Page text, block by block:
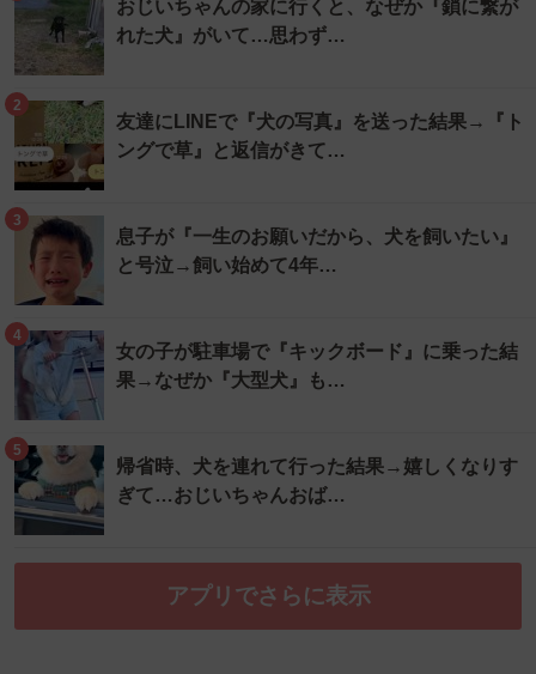
おじいちゃんの家に行くと、なぜか『鎖に繋が
れた犬』がいて…思わず…
2
友達にLINEで『犬の写真』を送った結果→『ト
ングで草』と返信がきて…
3
息子が『一生のお願いだから、犬を飼いたい』
と号泣→飼い始めて4年…
4
女の子が駐車場で『キックボード』に乗った結
果→なぜか『大型犬』も…
5
帰省時、犬を連れて行った結果→嬉しくなりす
ぎて…おじいちゃんおば…
アプリでさらに表示